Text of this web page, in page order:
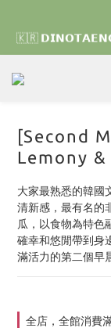
[Second
Lemony
大家最熟悉的韓國
清新感，最有名的
瓜，以食物為特色
確幸和悠閒帶到身
滿活力的第二個早
全店，全館消費